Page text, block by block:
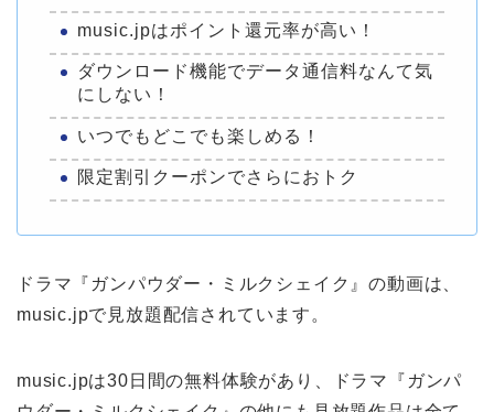
music.jpはポイント還元率が高い！
ダウンロード機能でデータ通信料なんて気
にしない！
いつでもどこでも楽しめる！
限定割引クーポンでさらにおトク
ドラマ『ガンパウダー・ミルクシェイク』の動画は、
music.jpで見放題配信されています。
music.jpは30日間の無料体験があり、ドラマ『ガンパ